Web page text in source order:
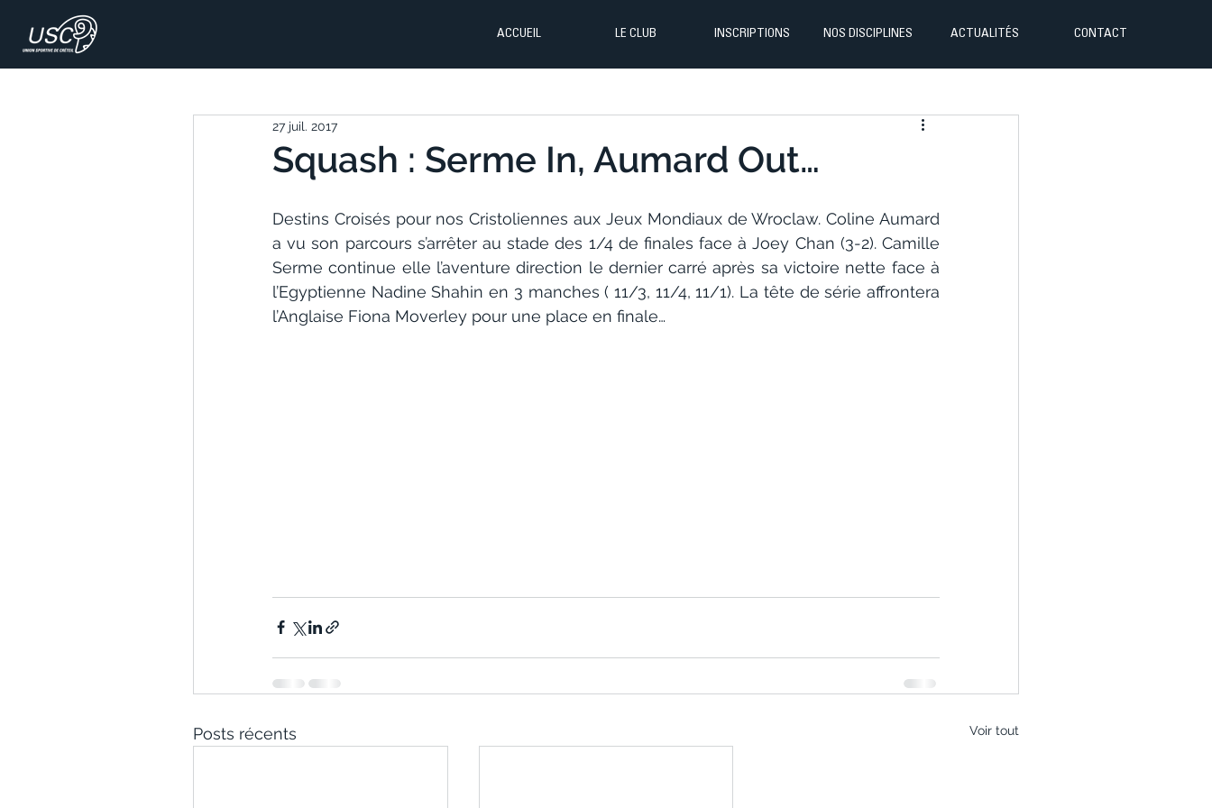
ACCUEIL LE CLUB INSCRIPTIONS NOS DISCIPLINES ACTUALITÉS CONTACT
Squash : Serme In, Aumard Out…
27 juil. 2017
Destins Croisés pour nos Cristoliennes aux Jeux Mondiaux de Wroclaw. Coline Aumard
a vu son parcours s’arrêter au stade des 1/4 de finales face à Joey Chan (3-2). Camille
Serme continue elle l’aventure direction le dernier carré après sa victoire nette face à
l’Egyptienne Nadine Shahin en 3 manches ( 11/3, 11/4, 11/1). La tête de série affrontera
l’Anglaise Fiona Moverley pour une place en finale…
Posts récents Voir tout